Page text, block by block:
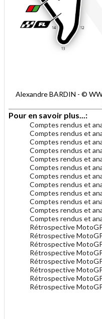
Alexandre BARDIN - ©
Pour en savoir plus...:
Comptes rendus et
Comptes rendus et
Comptes rendus et
Comptes rendus et
Comptes rendus et
Comptes rendus et
Comptes rendus et
Comptes rendus et
Comptes rendus et
Comptes rendus et
Comptes rendus et
Comptes rendus et
Rétrospective
Rétrospective
Rétrospective
Rétrospective
Rétrospective
Rétrospective
Rétrospective
Rétrospective